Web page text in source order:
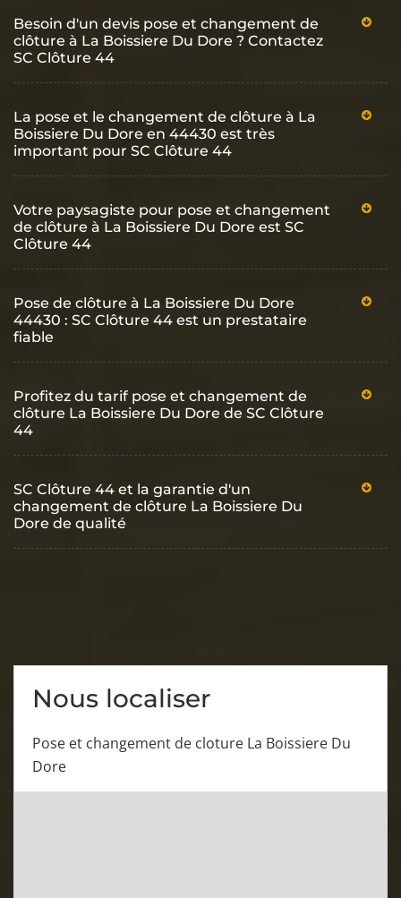
Besoin d'un devis pose et changement de
clôture à La Boissiere Du Dore ? Contactez
SC Clôture 44
La pose et le changement de clôture à La
Boissiere Du Dore en 44430 est très
important pour SC Clôture 44
Votre paysagiste pour pose et changement
de clôture à La Boissiere Du Dore est SC
Clôture 44
Pose de clôture à La Boissiere Du Dore
44430 : SC Clôture 44 est un prestataire
fiable
Profitez du tarif pose et changement de
clôture La Boissiere Du Dore de SC Clôture
44
SC Clôture 44 et la garantie d'un
changement de clôture La Boissiere Du
Dore de qualité
Nous localiser
Pose et changement de cloture La Boissiere Du
Dore